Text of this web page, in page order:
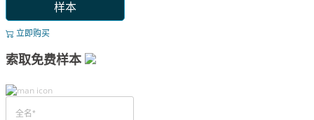
样本
立即购买
索取免费样本